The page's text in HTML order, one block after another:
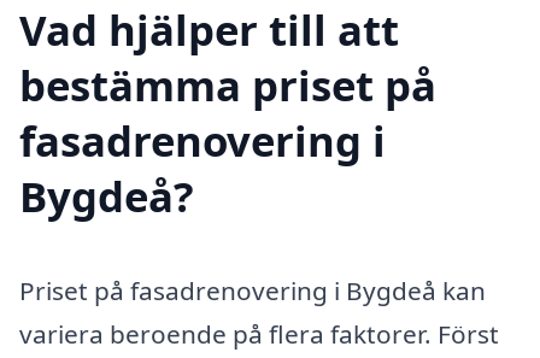
Vad hjälper till att
bestämma priset på
fasadrenovering i
Bygdeå?
Priset på fasadrenovering i Bygdeå kan
variera beroende på flera faktorer. Först